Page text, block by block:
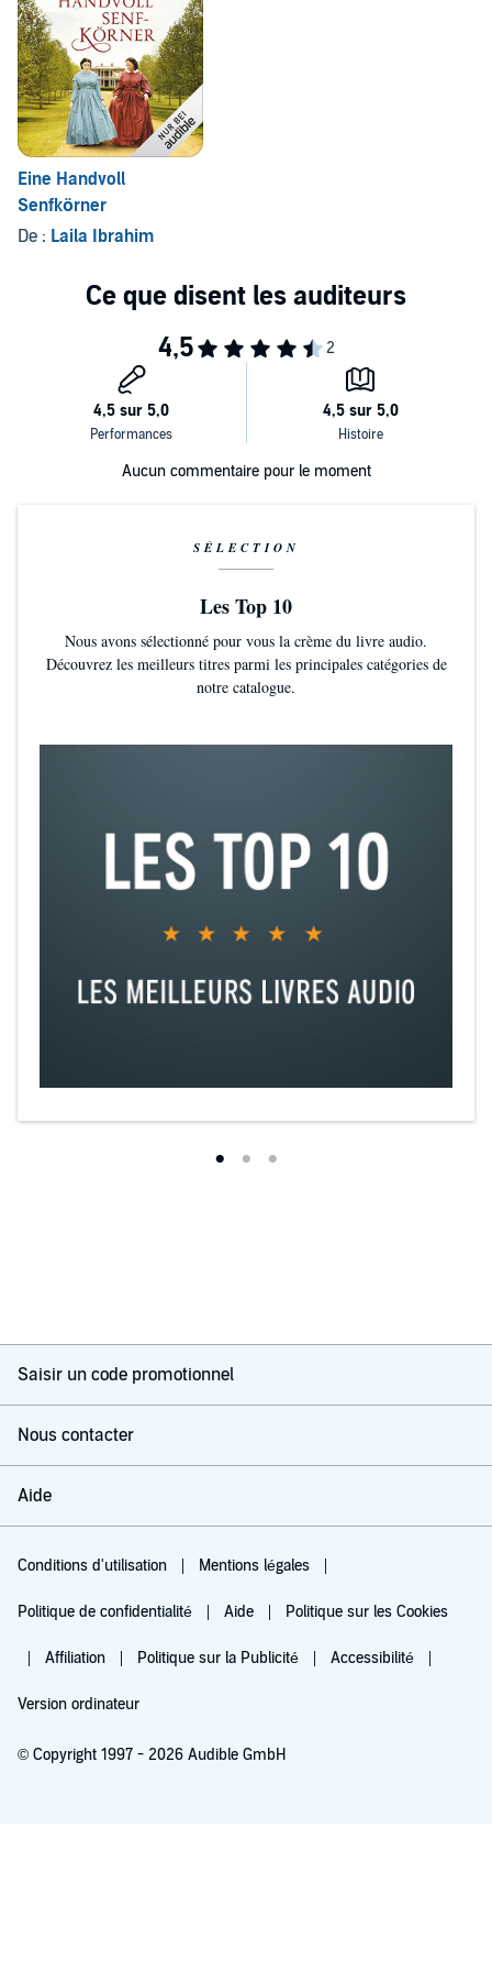
Eine Handvoll
Senfkörner
De : Laila Ibrahim
Aucun commentaire pour le moment
SÉLECTION
Les Top 10
Nous avons sélectionné pour vous la crème du livre audio.
Découvrez les meilleurs titres parmi les principales catégories de
notre catalogue.
Saisir un code promotionnel
Nous contacter
Aide
Conditions d'utilisation Mentions légales
Politique de confidentialité Aide Politique sur les Cookies
Affiliation Politique sur la Publicité Accessibilité
Version ordinateur
© Copyright 1997 - 2026 Audible GmbH